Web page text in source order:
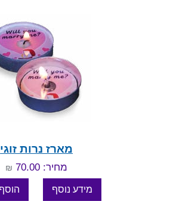
מארז נרות זוגי
מחיר: 70.00 ₪